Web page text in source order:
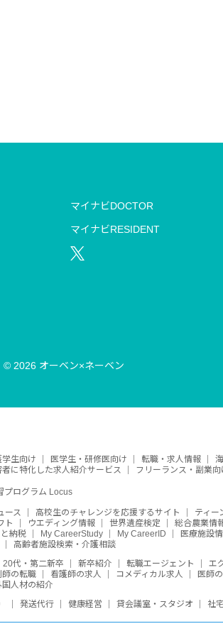
マイナビDOCTOR
マイナビRESIDENT
© 2026 オーベン×ネーベン
学生向け 医学生・研修医向け 転職・求人情報
者に特化した求人紹介サービス フリーランス・副業
プログラム Locus
ース 高校生のチャレンジを応援するサイト
ティー
ト ウエディング情報 世界遺産検定
総合農業情
納税 My CareerStudy My CareerID
医療施設
高齢者施設検索・介護相談
20代・第二新卒 新卒紹介 転職エージェント
エ
師の転職 看護師の求人 コメディカル求人
医師
国人材の紹介
発送代行 健康経営 貸会議室・スタジオ 社